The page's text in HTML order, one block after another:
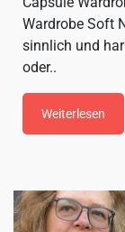
Wardrobe Soft
sinnlich und
oder..
Weiterlesen